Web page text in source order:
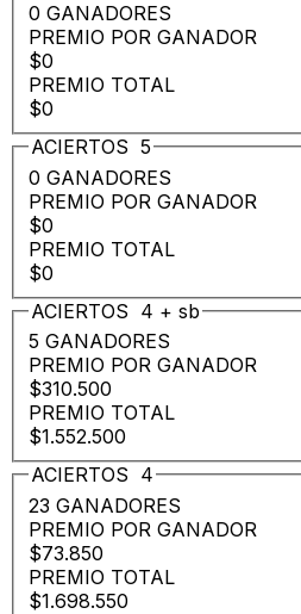
0 GANADORES
PREMIO POR GANADOR
$0
PREMIO TOTAL
$0
ACIERTOS 5
0 GANADORES
PREMIO POR GANADOR
$0
PREMIO TOTAL
$0
ACIERTOS 4 + sb
5 GANADORES
PREMIO POR GANADOR
$310.500
PREMIO TOTAL
$1.552.500
ACIERTOS 4
23 GANADORES
PREMIO POR GANADOR
$73.850
PREMIO TOTAL
$1.698.550